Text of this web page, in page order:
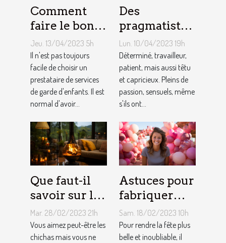
Comment
faire le bon
choix entre
une crèche et
une
assistante
maternelle ?
Jeu. 13/04/2023 5h
Il n'est pas toujours
facile de choisir un
prestataire de services
de garde d'enfants. Il est
normal d'avoir...
Des
pragmatistes
imaginatifs
et patients :
comment
sont les gens
du Taureau ?
Lun. 10/04/2023 19h
Déterminé, travailleur,
patient, mais aussi têtu
et capricieux. Pleins de
passion, sensuels, même
s'ils ont...
Que faut-il
savoir sur le
foyer chicha
?
Mar. 28/02/2023 21h
Vous aimez peut-être les
chichas mais vous ne
Astuces pour
fabriquer
une arche de
ballons
Sam. 18/02/2023 10h
Pour rendre la fête plus
belle et inoubliable, il